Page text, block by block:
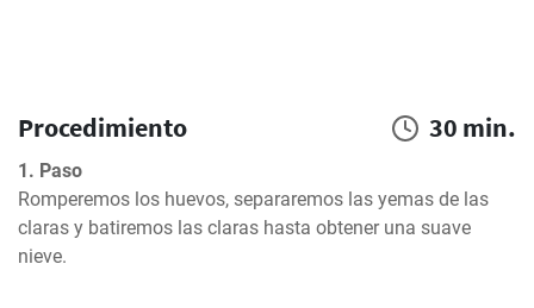
Procedimiento 30 min.
1. Paso
Romperemos los huevos, separaremos las yemas de las
claras y batiremos las claras hasta obtener una suave
nieve.